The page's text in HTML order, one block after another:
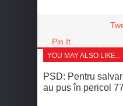
Pin It
YOU MAY ALSO LIKE...
PSD: Pentru
au pus în pericol